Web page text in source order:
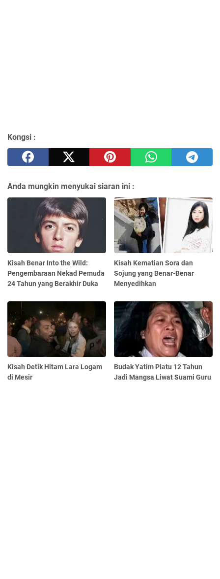
Kongsi :
Anda mungkin menyukai siaran ini :
Kisah Benar Into the Wild:
Pengembaraan Nekad Pemuda
24 Tahun yang Berakhir Duka
Kisah Kematian Sora dan
Sojung yang Benar-Benar
Menyedihkan
Kisah Detik Hitam Lara Logam
di Mesir
Budak Yatim Piatu 12 Tahun
Jadi Mangsa Liwat Suami Guru